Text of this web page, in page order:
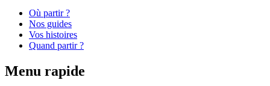
Où partir ?
Nos guides
Vos histoires
Quand partir ?
Menu rapide